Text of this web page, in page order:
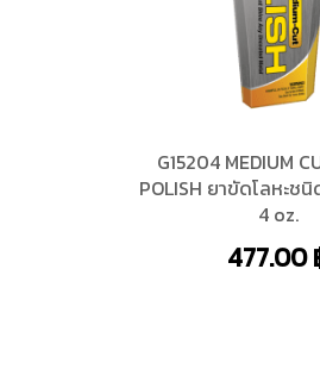
G15204 MEDIUM
POLISH ยาขัดโลหะช
4 oz.
477.00